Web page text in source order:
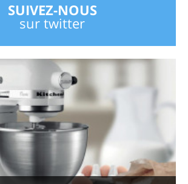
SUIVEZ-NOUS
sur twitter